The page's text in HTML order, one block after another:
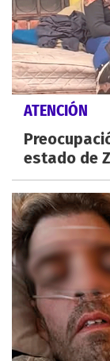
ATENCIÓN
estado de